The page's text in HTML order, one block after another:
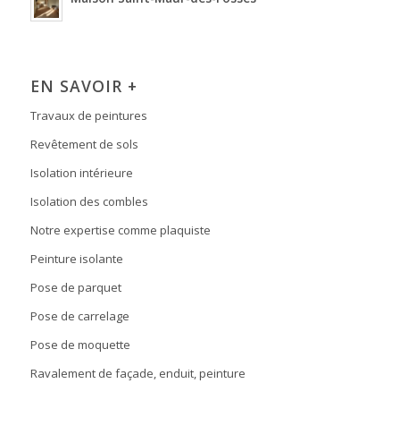
EN SAVOIR +
Travaux de peintures
Revêtement de sols
Isolation intérieure
Isolation des combles
Notre expertise comme plaquiste
Peinture isolante
Pose de parquet
Pose de carrelage
Pose de moquette
Ravalement de façade, enduit, peinture